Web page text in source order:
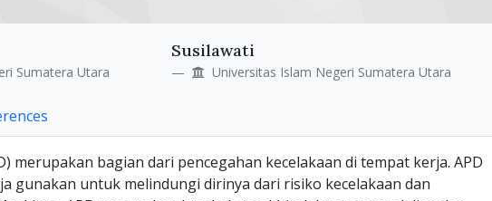
Sumatera Utara
Susilawati
Universitas Islam Negeri Sumatera Utara
merupakan bagian dari pencegahan kecelakaan di tempat kerja. APD
gunakan untuk melindungi dirinya dari risiko kecelakaan dan